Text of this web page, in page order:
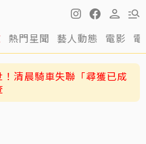
熱門星聞 藝人動態 電影
清晨騎車失聯「尋獲已成